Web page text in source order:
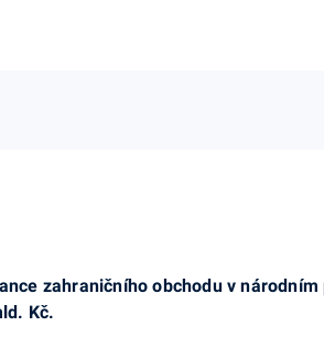
zahraničního obchodu v
Kč.